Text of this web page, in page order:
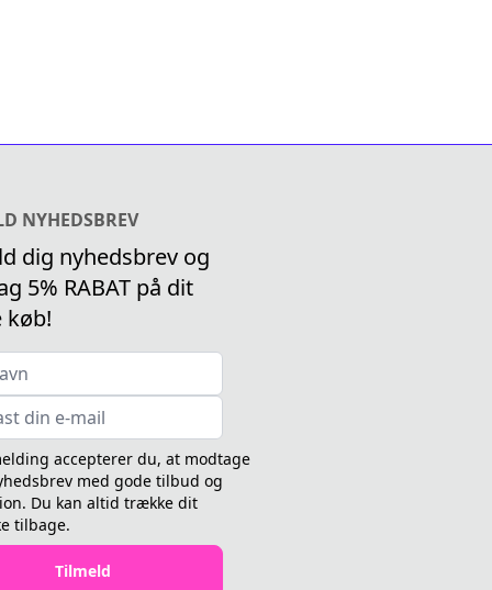
NYHEDSBREV
dig nyhedsbrev og
5% RABAT på dit
køb!
accepterer du, at modtage
med gode tilbud og
Du kan altid trække dit
tilbage.
Tilmeld